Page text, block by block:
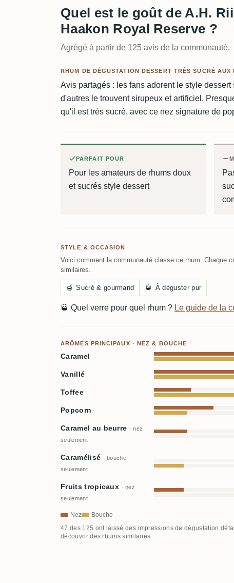
Quel est le goût de A.H.
Haakon Royal Reserve ?
Agrégé à partir de 125 avis de la communauté.
RHUM DE DÉGUSTATION DESSERT TRÈS SUCRÉ
Avis partagés : les fans adorent le style
d'autres le trouvent sirupeux et artificiel.
qu'il est très sucré, avec ce nez signature de
PARFAIT POUR
Pour les amateurs de rhums doux
et sucrés style dessert
STYLE & OCCASION
Voici comment la communauté classe ce rhum. Chaque
similaires.
🍯 Sucré & gourmand 🥃 À déguster pur
🥃 Quel verre pour quel rhum ? Le guide de la
ARÔMES PRINCIPAUX · NEZ & BOUCHE
Caramel
Vanillé
Toffee
Popcorn
Caramel au beurre · nez
seulement
Caramélisé · bouche
seulement
Fruits tropicaux · nez
seulement
Nez Bouche
47 des 125 ont laissé des impressions de dégustation
découvrir des rhums similaires